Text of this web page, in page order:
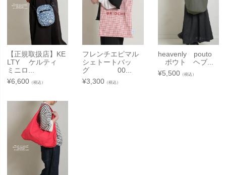
【正規取扱店】KE
LTY ケルティ
ミニロ...
¥6,600 （税込）
フレンチエピマル
シェトートバッ
グ 00...
¥3,300 （税込）
heavenly pouto
ポウト ヘブ...
¥5,500（税込）